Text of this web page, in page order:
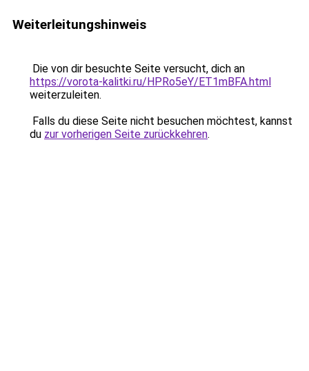
Weiterleitungshinweis
Die von dir besuchte Seite versucht, dich an
https://vorota-kalitki.ru/HPRo5eY/ET1mBFA.html
weiterzuleiten.
Falls du diese Seite nicht besuchen möchtest, kannst
du zur vorherigen Seite zurückkehren.